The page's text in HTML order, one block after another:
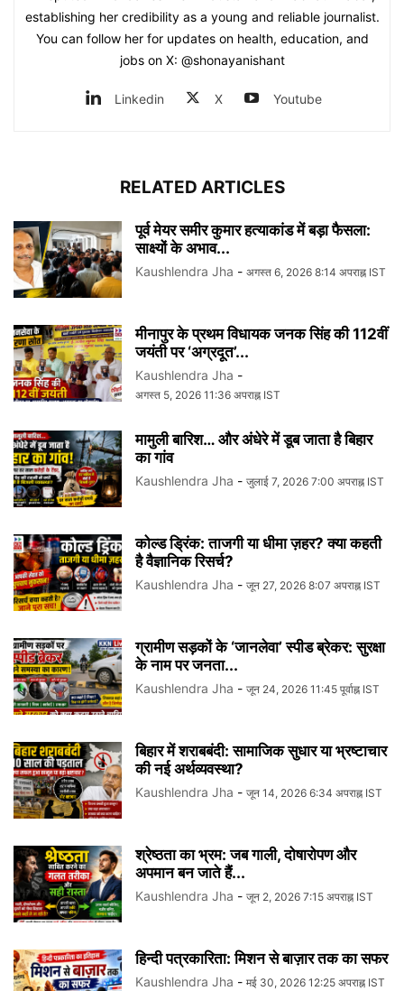
establishing her credibility as a young and reliable journalist.
You can follow her for updates on health, education, and
jobs on X: @shonayanishant
Linkedin X Youtube
RELATED ARTICLES
पूर्व मेयर समीर कुमार हत्याकांड में बड़ा फैसला:
साक्ष्यों के अभाव...
Kaushlendra Jha - अगस्त 6, 2026 8:14 अपराह्न IST
मीनापुर के प्रथम विधायक जनक सिंह की 112वीं
जयंती पर ‘अग्रदूत’...
Kaushlendra Jha -
अगस्त 5, 2026 11:36 अपराह्न IST
मामुली बारिश… और अंधेरे में डूब जाता है बिहार
का गांव
Kaushlendra Jha - जुलाई 7, 2026 7:00 अपराह्न IST
कोल्ड ड्रिंक: ताजगी या धीमा ज़हर? क्या कहती
है वैज्ञानिक रिसर्च?
Kaushlendra Jha - जून 27, 2026 8:07 अपराह्न IST
ग्रामीण सड़कों के ‘जानलेवा’ स्पीड ब्रेकर: सुरक्षा
के नाम पर जनता...
Kaushlendra Jha - जून 24, 2026 11:45 पूर्वाह्न IST
बिहार में शराबबंदी: सामाजिक सुधार या भ्रष्टाचार
की नई अर्थव्यवस्था?
Kaushlendra Jha - जून 14, 2026 6:34 अपराह्न IST
श्रेष्ठता का भ्रम: जब गाली, दोषारोपण और
अपमान बन जाते हैं...
Kaushlendra Jha - जून 2, 2026 7:15 अपराह्न IST
हिन्दी पत्रकारिता: मिशन से बाज़ार तक का सफर
Kaushlendra Jha - मई 30, 2026 12:25 अपराह्न IST